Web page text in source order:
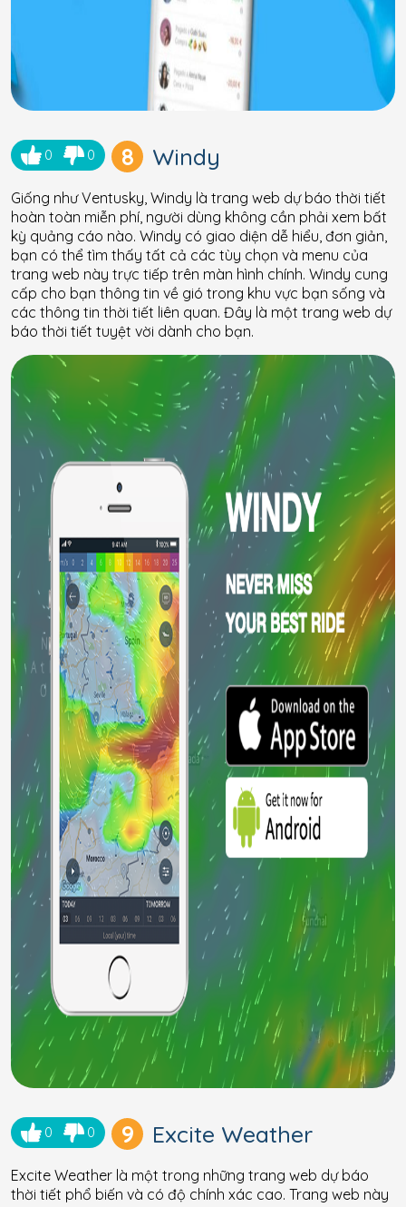
0 0 8 Windy
Giống như Ventusky, Windy là trang web dự báo thời tiết
hoàn toàn miễn phí, người dùng không cần phải xem bất
kỳ quảng cáo nào. Windy có giao diện dễ hiểu, đơn giản,
bạn có thể tìm thấy tất cả các tùy chọn và menu của
trang web này trực tiếp trên màn hình chính. Windy cung
cấp cho bạn thông tin về gió trong khu vực bạn sống và
các thông tin thời tiết liên quan. Đây là một trang web dự
báo thời tiết tuyệt vời dành cho bạn.
0 0 9 Excite Weather
Excite Weather là một trong những trang web dự báo
thời tiết phổ biến và có độ chính xác cao. Trang web này